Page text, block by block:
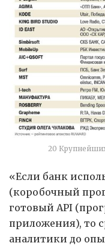
20
«Если банк
(коробочный
готовый API
приложения), то
аналитики до